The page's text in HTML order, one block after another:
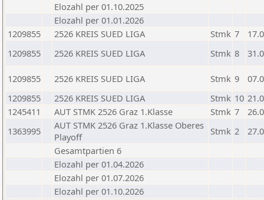
Elozahl per 01.10.2025
Elozahl per 01.01.2026
1209855
2526 KREIS SUED LIGA Stmk 7
1209855
2526 KREIS SUED LIGA Stmk 8
1209855 2526 KREIS SUED LIGA Stmk 9
1209855
2526 KREIS SUED LIGA Stmk 10
1245411
AUT STMK 2526 Graz 1.Klasse Stmk 7
1363995
AUT STMK 2526 Graz 1.Klasse Oberes
Playoff
Stmk 2
Gesamtpartien 6
Elozahl per 01.04.2026
Elozahl per 01.07.2026
Elozahl per 01.10.2026